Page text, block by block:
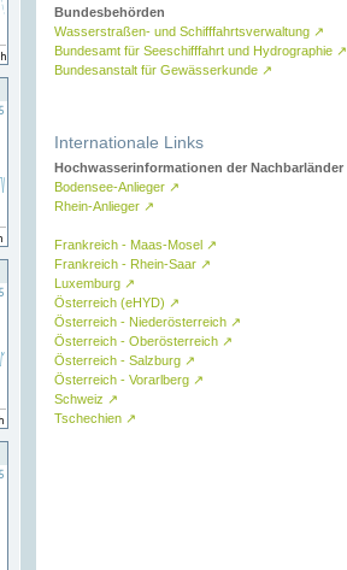
Bundesbehörden
Wasserstraßen- und Schifffahrtsverwaltung ↗
Bundesamt für Seeschifffahrt und Hydrographie ↗
Bundesanstalt für Gewässerkunde ↗
Internationale Links
Hochwasserinformationen der Nachbarländer
Bodensee-Anlieger ↗
Rhein-Anlieger ↗
Frankreich - Maas-Mosel ↗
Frankreich - Rhein-Saar ↗
Luxemburg ↗
Österreich (eHYD) ↗
Österreich - Niederösterreich ↗
Österreich - Oberösterreich ↗
Österreich - Salzburg ↗
Österreich - Vorarlberg ↗
Schweiz ↗
Tschechien ↗